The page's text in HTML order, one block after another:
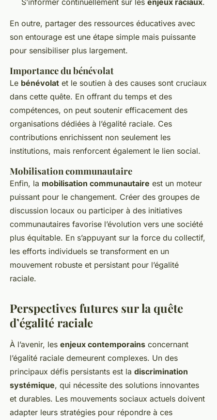
En outre, partager des ressources éducatives avec
son entourage est une étape simple mais puissante
pour sensibiliser plus largement.
Importance du bénévolat
Le bénévolat et le soutien à des causes sont cruciaux
dans cette quête. En offrant du temps et des
compétences, on peut soutenir efficacement des
organisations dédiées à l’égalité raciale. Ces
contributions enrichissent non seulement les
institutions, mais renforcent également le lien social.
Mobilisation communautaire
Enfin, la mobilisation communautaire est un moteur
puissant pour le changement. Créer des groupes de
discussion locaux ou participer à des initiatives
communautaires favorise l’évolution vers une société
plus équitable. En s’appuyant sur la force du collectif,
les efforts individuels se transforment en un
mouvement robuste et persistant pour l’égalité
raciale.
Perspectives futures sur la quête
d’égalité raciale
À l’avenir, les enjeux contemporains concernant
l’égalité raciale demeurent complexes. Un des
principaux défis persistants est la discrimination
systémique, qui nécessite des solutions innovantes
et durables. Les mouvements sociaux actuels doivent
adapter leurs stratégies pour répondre à ces